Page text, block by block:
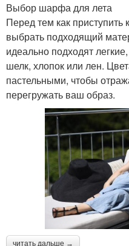
Выбор шарфа для лета
Перед тем как
выбрать подходящий
идеально подходят
шелк, хлопок или лен.
пастельными, чтобы
перегружать ваш образ.
читать дальше →